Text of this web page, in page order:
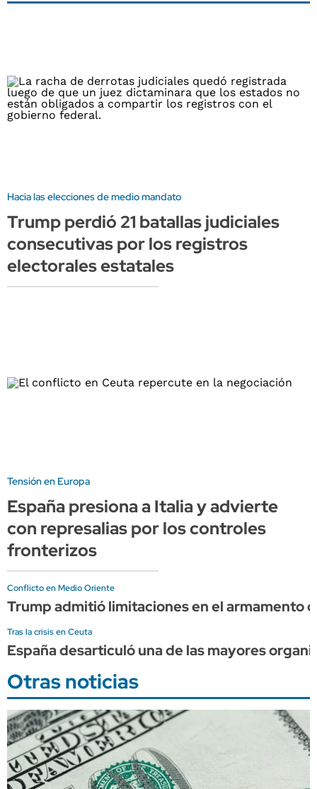
Hacia las elecciones de medio mandato
Trump perdió 21 batallas judiciales
consecutivas por los registros
electorales estatales
Tensión en Europa
España presiona a Italia y advierte
con represalias por los controles
fronterizos
Conflicto en Medio Oriente
Trump admitió limitaciones en el armamento
Tras la crisis en Ceuta
España desarticuló una de las mayores
Otras noticias